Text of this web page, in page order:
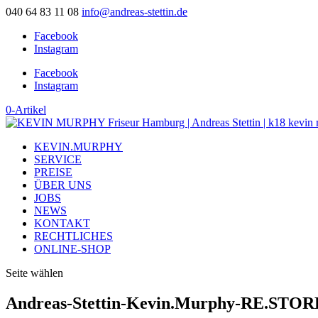
040 64 83 11 08 info@andreas-stettin.de
Facebook
Instagram
Facebook
Instagram
0-Artikel
KEVIN.MURPHY
SERVICE
PREISE
ÜBER UNS
JOBS
NEWS
KONTAKT
RECHTLICHES
ONLINE-SHOP
Seite wählen
Andreas-Stettin-Kevin.Murphy-